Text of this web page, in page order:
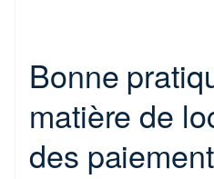
Bonne
matière de
des